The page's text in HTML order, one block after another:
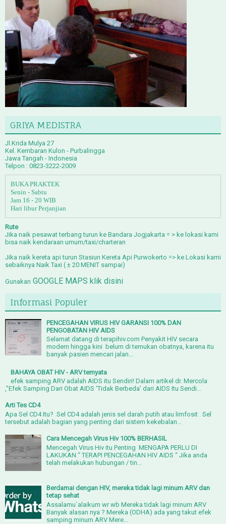
GRIYA MEDISTRA
Jl.Krida Mulya 27
Kel. Kembaran Kulon - Purbalingga
Jawa Tangah - Indonesia
Telpon : 0823-3222-2009
BUKA PRAKTEK
Senin - Sabtu
Jam 16 - 20 WIB
Hari libur Perjanjian
Rute
Jika naik pesawat terbang turun ke Bandara Jogjakarta = > ke lokasi kami
bisa naik kendaraan umum/taxi/charteran
Jika naik kereta api turun Stasiun Kereta Api Purwokerto => ke Lokasi kami
sebaiknya Naik Taxi ( ± 20 MENIT sampai)
Gunakan GOOGLE MAPS klik disini
Informasi Populer
PENCEGAHAN VIRUS HIV GARANSI 100% DAN
PENGOBATAN HIV AIDS
Selamat datang di terapihiv.com Penyakit HIV secara
modern hingga kini belum di temukan obatnya, karena itu
banyak pasien mencari jalan...
BAHAYA OBAT HIV - ARV ternyata
efek samping ARV adalah AIDS itu Sendiri! Dalam artikel dr. Mercola
,”Efek Samping Dari Obat AIDS ‘Tidak Berbeda’ dari AIDS Itu Sendi...
Arti Tes CD4
Apa Sel CD4 Itu? Sel CD4 adalah jenis sel darah putih atau limfosit . Sel
tersebut adalah bagian yang penting dari sistem kekebalan...
Cara Mencegah Virus Hiv 100% BERHASIL
Mencegah Virus Hiv itu Penting MENGAPA PERLU DI
LAKUKAN “ TERAPI PENCEGAHAN HIV AIDS “ Jika anda
telah melakukan hubungan / tin...
Berdamai dengan HIV, mereka tidak lagi minum ARV dan
tetap sehat
Assalamu`alaikum wr wb Mereka tidak lagi minum ARV
Banyak alasan nya ? Mereka (ODHA) ada yang takut efek
samping minum ARV Mere...